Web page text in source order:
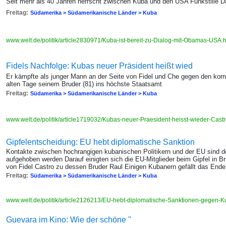
Freitag: Südamerika > Südamerikanische Länder > Kuba
www.welt.de/politik/article2830971/Kuba-ist-bereit-zu-Dialog-mit-Obamas-
Fidels Nachfolge: Kubas neuer Präsident heißt wied
Er kämpfte als junger Mann an der Seite von Fidel und Che gegen den
alten Tage seinem Bruder (81) ins höchste Staatsamt
Freitag: Südamerika > Südamerikanische Länder > Kuba
www.welt.de/politik/article1719032/Kubas-neuer-Praesident-heisst-wieder-
Gipfelentscheidung: EU hebt diplomatische Sanktion
Kontakte zwischen hochrangigen kubanischen Politikern und der EU sind
aufgehoben werden Darauf einigten sich die EU-Mitglieder beim Gipfel in
von Fidel Castro zu dessen Bruder Raul Einigen Kubanern gefällt das
Freitag: Südamerika > Südamerikanische Länder > Kuba
www.welt.de/politik/article2126213/EU-hebt-diplomatische-Sanktionen-gegen-
Guevara im Kino: Wie der schöne "